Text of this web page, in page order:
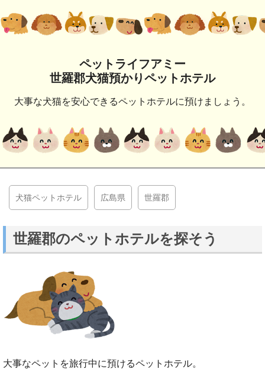
ペットライフアミー
世羅郡犬猫預かりペットホテル
大事な犬猫を安心できるペットホテルに預けましょう。
犬猫ペットホテル 広島県 世羅郡
世羅郡のペットホテルを探そう
大事なペットを旅行中に預けるペットホテル。